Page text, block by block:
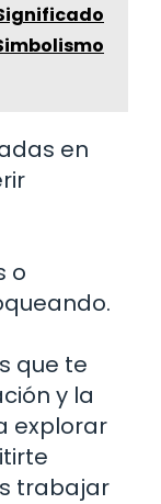
en
o
que te
y la
explorar
trabajar